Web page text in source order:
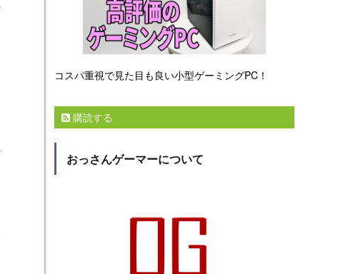
コスパ重視で見た目も良い小型ゲーミングPC！
購読する
おっさんゲーマーについて